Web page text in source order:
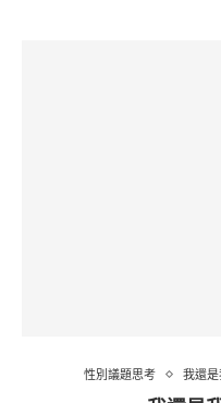
性別議題思考 我還是